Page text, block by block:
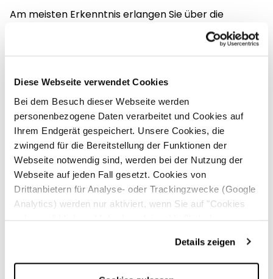
Diese Webseite verwendet Cookies
Bei dem Besuch dieser Webseite werden
personenbezogene Daten verarbeitet und Cookies auf
Ihrem Endgerät gespeichert. Unsere Cookies, die
zwingend für die Bereitstellung der Funktionen der
Webseite notwendig sind, werden bei der Nutzung der
Webseite auf jeden Fall gesetzt. Cookies von
Drittanbietern für Analyse- oder Trackingzwecke (Google
Analytics) werden nur aktiviert, wenn Sie auf "Cookies
Datenschutzerklärung—
Impressum.
Details zeigen
Am meisten Erkenntnis erlangen Sie über die
Auswertungstools Ihrer Website (z.B. Google
4. Phase Bindung – Kunden halten und ausbauen
Je nach Kaufzyklen ist es entscheidend, einen
Erstkunden zu halten und zu binden.
Auch hierfür gibt es digital viele Möglichkeiten, sei es
der gute alte Newsletter, Ihre Social Media
Präsenzen oder wiederkehrende personalisierte
Angebote.
Wichtig ist es, den Kontakt nicht abreißen zu lassen,
Kunden. Nehmen Sie Kontakt zu ihm auf. Der
klassische Vertrieb kann hier vieles mit digitalen